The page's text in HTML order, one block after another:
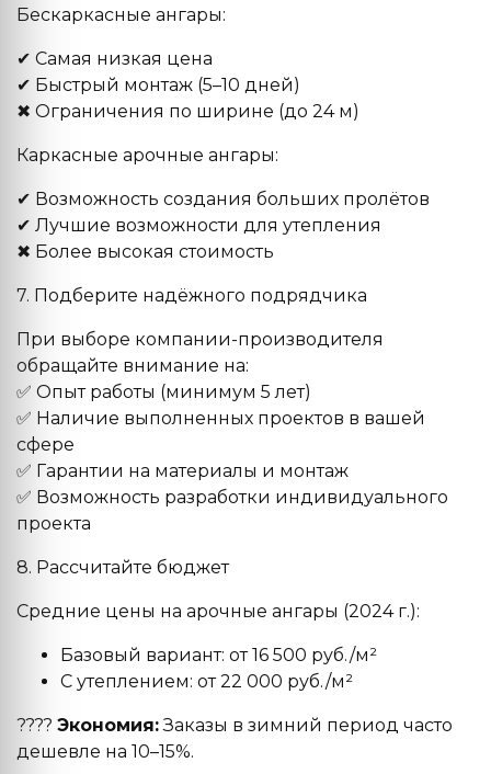
Бескаркасные ангары:
✔ Самая низкая цена
✔ Быстрый монтаж (5–10 дней)
✖ Ограничения по ширине (до 24 м)
Каркасные арочные ангары:
✔ Возможность создания больших пролётов
✔ Лучшие возможности для утепления
✖ Более высокая стоимость
7. Подберите надёжного подрядчика
При выборе компании-производителя
обращайте внимание на:
✅ Опыт работы (минимум 5 лет)
✅ Наличие выполненных проектов в вашей
сфере
✅ Гарантии на материалы и монтаж
✅ Возможность разработки индивидуального
проекта
8. Рассчитайте бюджет
Средние цены на арочные ангары (2024 г.):
Базовый вариант: от 16 500 руб./м²
С утеплением: от 22 000 руб./м²
???? Экономия:Заказы в зимний период часто
дешевле на 10–15%.